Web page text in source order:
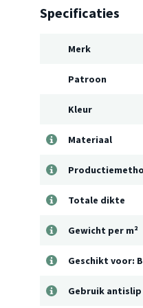
Specificaties
Merk
Patroon
Kleur
Materiaal
Totale dikte
Gewicht per m²
Geschikt voor:
Gebruik antislip